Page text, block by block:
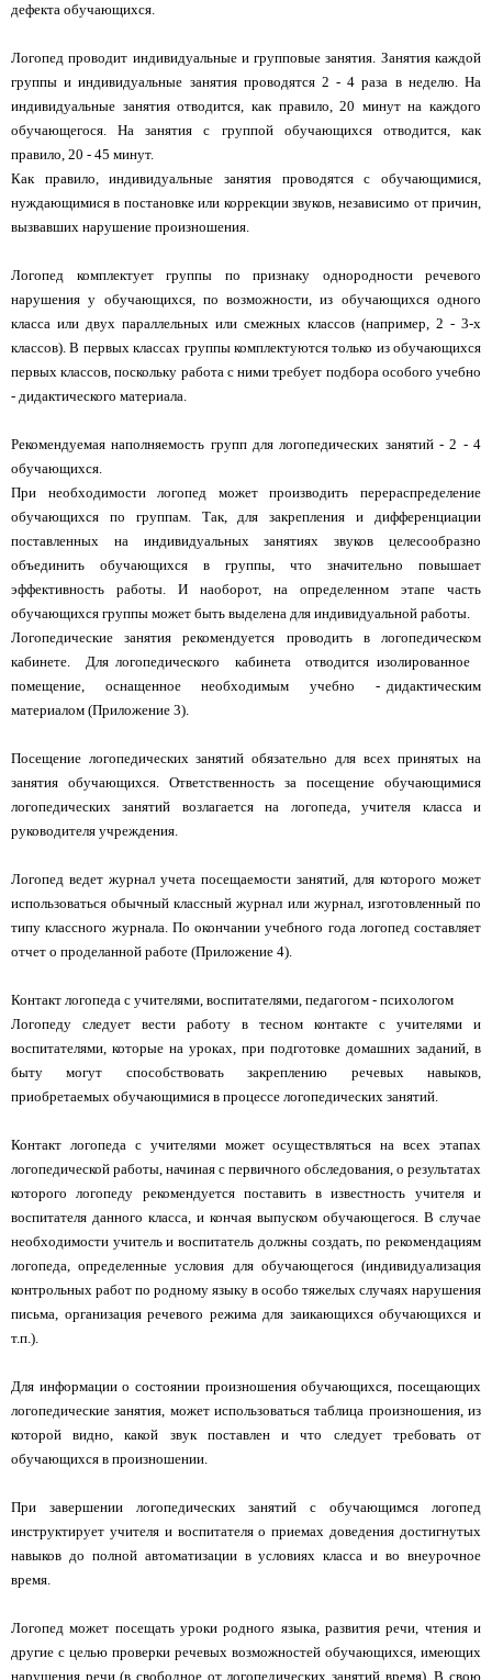
дефекта обучающихся.
Логопед проводит индивидуальные и групповые занятия. Занятия каждой
группы и индивидуальные занятия проводятся 2 - 4 раза в неделю. На
индивидуальные занятия отводится, как правило, 20 минут на каждого
обучающегося. На занятия с группой обучающихся отводится, как
правило, 20 - 45 минут.
Как правило, индивидуальные занятия проводятся с обучающимися,
нуждающимися в постановке или коррекции звуков, независимо от причин,
вызвавших нарушение произношения.
Логопед комплектует группы по признаку однородности речевого
нарушения у обучающихся, по возможности, из обучающихся одного
класса или двух параллельных или смежных классов (например, 2 - 3-х
классов). В первых классах группы комплектуются только из обучающихся
первых классов, поскольку работа с ними требует подбора особого учебно
- дидактического материала.
Рекомендуемая наполняемость групп для логопедических занятий - 2 - 4
обучающихся.
При необходимости логопед может производить перераспределение
обучающихся по группам. Так, для закрепления и дифференциации
поставленных на индивидуальных занятиях звуков целесообразно
объединить обучающихся в группы, что значительно повышает
эффективность работы. И наоборот, на определенном этапе часть
обучающихся группы может быть выделена для индивидуальной работы.
Логопедические занятия рекомендуется проводить в логопедическом
кабинете. Для логопедического кабинета отводится изолированное
помещение, оснащенное необходимым учебно - дидактическим
материалом (Приложение 3).
Посещение логопедических занятий обязательно для всех принятых на
занятия обучающихся. Ответственность за посещение обучающимися
логопедических занятий возлагается на логопеда, учителя класса и
руководителя учреждения.
Логопед ведет журнал учета посещаемости занятий, для которого может
использоваться обычный классный журнал или журнал, изготовленный по
типу классного журнала. По окончании учебного года логопед составляет
отчет о проделанной работе (Приложение 4).
Контакт логопеда с учителями, воспитателями, педагогом - психологом
Логопеду следует вести работу в тесном контакте с учителями и
воспитателями, которые на уроках, при подготовке домашних заданий, в
быту могут способствовать закреплению речевых навыков,
приобретаемых обучающимися в процессе логопедических занятий.
Контакт логопеда с учителями может осуществляться на всех этапах
логопедической работы, начиная с первичного обследования, о результатах
которого логопеду рекомендуется поставить в известность учителя и
воспитателя данного класса, и кончая выпуском обучающегося. В случае
необходимости учитель и воспитатель должны создать, по рекомендациям
логопеда, определенные условия для обучающегося (индивидуализация
контрольных работ по родному языку в особо тяжелых случаях нарушения
письма, организация речевого режима для заикающихся обучающихся и
т.п.).
Для информации о состоянии произношения обучающихся, посещающих
логопедические занятия, может использоваться таблица произношения, из
которой видно, какой звук поставлен и что следует требовать от
обучающихся в произношении.
При завершении логопедических занятий с обучающимся логопед
инструктирует учителя и воспитателя о приемах доведения достигнутых
навыков до полной автоматизации в условиях класса и во внеурочное
время.
Логопед может посещать уроки родного языка, развития речи, чтения и
другие с целью проверки речевых возможностей обучающихся, имеющих
нарушения речи (в свободное от логопедических занятий время). В свою